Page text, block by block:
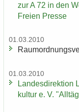
zur A 72 in den
Frei­en Pres­se
01.03.2010
01.03.2010
Lan­des­di­rek­ti­on
kul­tur e. V.